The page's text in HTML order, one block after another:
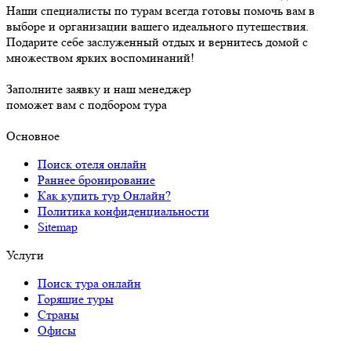
Наши специалисты по турам всегда готовы помочь вам в
выборе и организации вашего идеального путешествия.
Подарите себе заслуженный отдых и вернитесь домой с
множеством ярких воспоминаний!
Заполните заявку и наш менеджер
поможет вам с подбором тура
Основное
Поиск отеля онлайн
Раннее бронирование
Как купить тур Онлайн?
Политика конфиденциальности
Sitemap
Услуги
Поиск тура онлайн
Горящие туры
Страны
Офисы